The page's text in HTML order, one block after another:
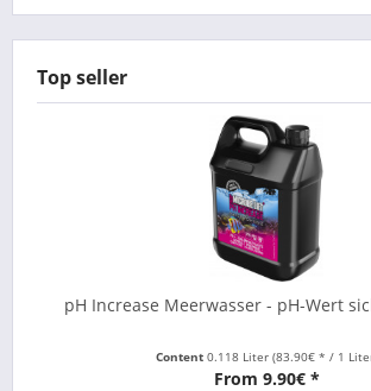
Top seller
pH Increase Meerwasser - pH-Wert
Content 0.118 Liter (83.90€ * / 1
From 9.90€ *